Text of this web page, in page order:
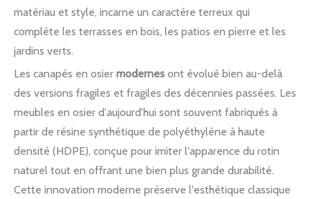
matériau et style, incarne un caractère terreux qui
complète les terrasses en bois, les patios en pierre et les
jardins verts.
Les canapés en osier modernes ont évolué bien au-delà
des versions fragiles et fragiles des décennies passées. Les
meubles en osier d'aujourd'hui sont souvent fabriqués à
partir de résine synthétique de polyéthylène à haute
densité (HDPE), conçue pour imiter l'apparence du rotin
naturel tout en offrant une bien plus grande durabilité.
Cette innovation moderne préserve l'esthétique classique